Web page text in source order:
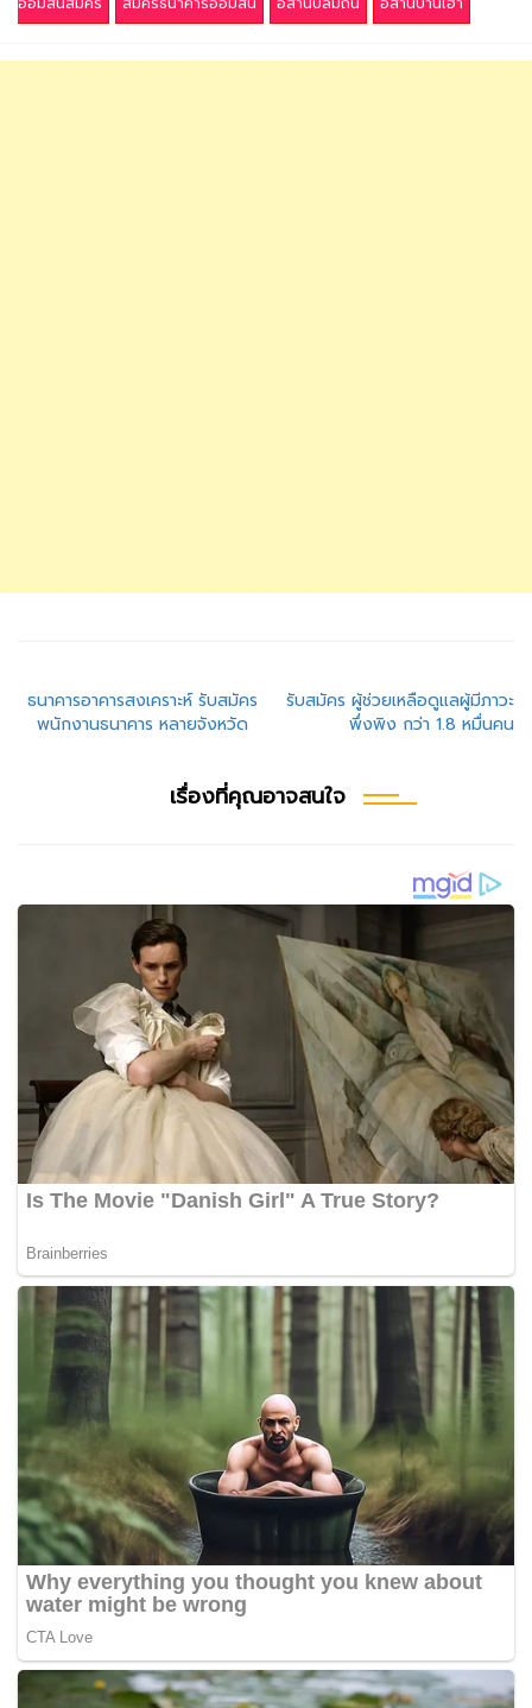
แนะแนว
เรื่อง
ธนาคารอาคารสงเคราะห์ รับสมัคร
พนักงานธนาคาร หลายจังหวัด
รับสมัคร ผู้ช่วยเหลือดูแลผู้มีภาวะ
พึ่งพิง กว่า 1.8 หมื่นคน
เรื่องที่คุณอาจสนใจ